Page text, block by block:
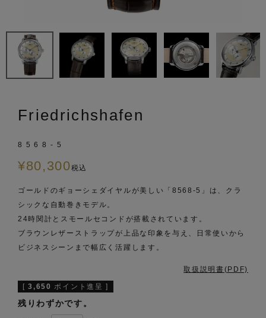
Friedrichshafen
8568-5
¥80,300税込
ゴールドのギョーシェダイヤルが美しい「8568-5」は、クラ
シックな自動巻きモデル。
24時関計とスモールセコンドが搭載されています。
ブラウンレザーストラップが上品な印象を与え、日常使いから
ビジネスシーンまで幅広く活躍します。
取扱説明書(PDF)
[ 3,650 ポイント進呈 ]
残りわずかです。